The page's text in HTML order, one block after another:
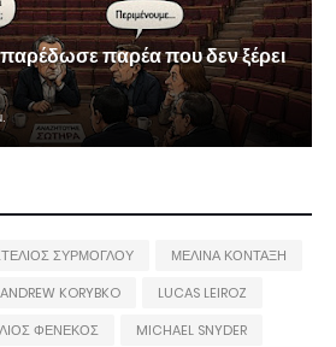
παρέα που δεν ξέρει
ΣΥΡΜΟΓΛΟΥ
ΜΕΛΙΝΑ ΚΟΝΤΑΞΗ
ANDREW KORYBKO
LUCAS LEIROZ
ΦΕΝΕΚΟΣ
MICHAEL SNYDER